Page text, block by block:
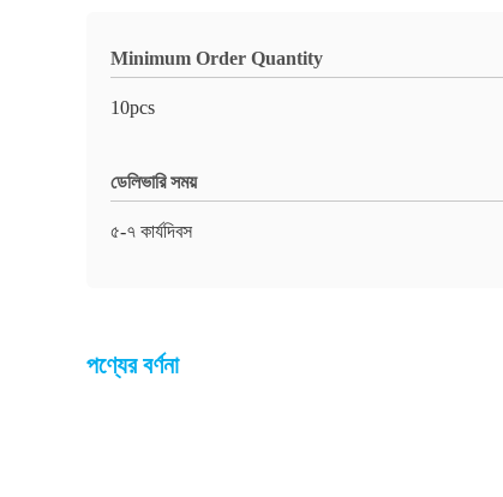
Minimum Order Quantity
10pcs
ডেলিভারি সময়
৫-৭ কার্যদিবস
পণ্যের বর্ণনা